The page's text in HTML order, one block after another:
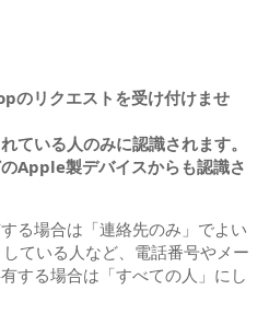
のリクエストを受け付けませ
ている人のみに認識されます。
Apple製デバイスからも認識さ
る場合は「連絡先のみ」でよい
ている人など、電話番号やメー
する場合は「すべての人」にし